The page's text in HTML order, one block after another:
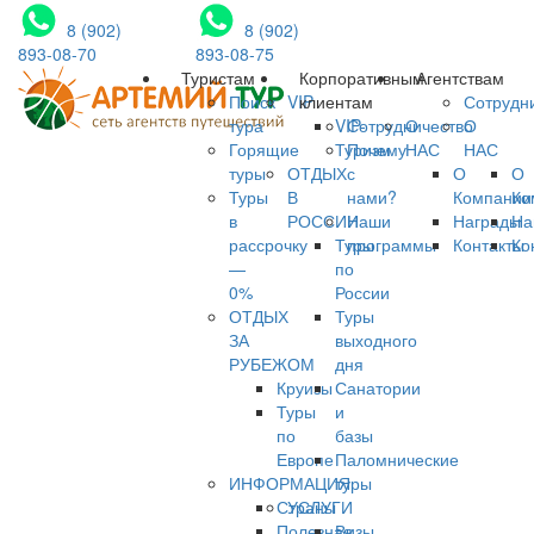
8 (902)
893-08-70
8 (902)
893-08-75
Туристам
Поиск
тура
Горящие
туры
Туры
в
рассрочку
—
0%
ОТДЫХ
ЗА
РУБЕЖОМ
Круизы
Туры
по
Европе
ИНФОРМАЦИЯ
Страны
VIP
VIP-
Туризм
ОТДЫХ
В
РОССИИ
Туры
по
России
Туры
выходного
дня
Санатории
и
базы
Паломнические
туры
УСЛУГИ
Корпоративным
клиентам
Сотрудничество
Почему
с
нами?
Наши
программы
О
НАС
О
Компании
Награды
Контакты
Агентствам
О
НАС
О